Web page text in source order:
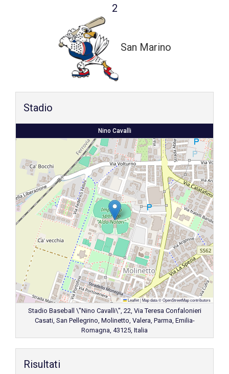
2
San Marino
Stadio
Nino Cavalli
Leaflet|Map data ©OpenStreetMapcontributors
Stadio Baseball \"Nino Cavalli\", 22, Via Teresa Confalonieri
Casati, San Pellegrino, Molinetto, Valera, Parma, Emilia-
Romagna, 43125, Italia
Risultati